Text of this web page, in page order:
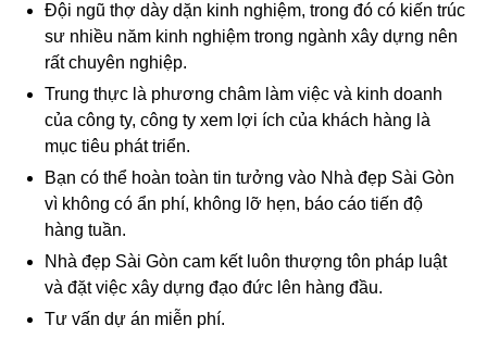
Đội ngũ thợ dày dặn kinh nghiệm, trong đó có kiến trúc
sư nhiều năm kinh nghiệm trong ngành xây dựng nên
rất chuyên nghiệp.
Trung thực là phương châm làm việc và kinh doanh
của công ty, công ty xem lợi ích của khách hàng là
mục tiêu phát triển.
Bạn có thể hoàn toàn tin tưởng vào Nhà đẹp Sài Gòn
vì không có ẩn phí, không lỡ hẹn, báo cáo tiến độ
hàng tuần.
Nhà đẹp Sài Gòn cam kết luôn thượng tôn pháp luật
và đặt việc xây dựng đạo đức lên hàng đầu.
Tư vấn dự án miễn phí.